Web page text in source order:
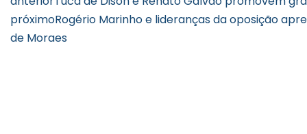
próximoRogério Marinho e lideranças da oposição
de Moraes